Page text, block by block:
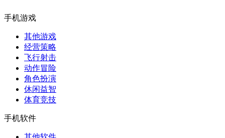
手机游戏
其他游戏
经营策略
飞行射击
动作冒险
角色扮演
休闲益智
体育竞技
手机软件